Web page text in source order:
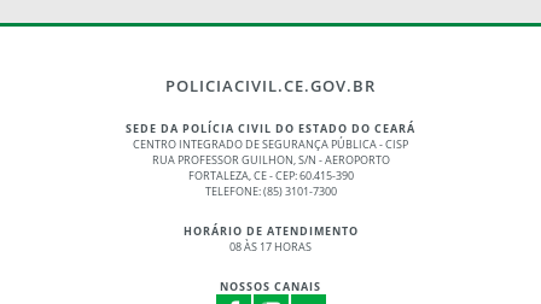
POLICIACIVIL.CE.GOV.BR
SEDE DA POLÍCIA CIVIL DO ESTADO DO CEARÁ
CENTRO INTEGRADO DE SEGURANÇA PÚBLICA - CISP
RUA PROFESSOR GUILHON, S/N - AEROPORTO
FORTALEZA, CE - CEP: 60.415-390
TELEFONE: (85) 3101-7300
HORÁRIO DE ATENDIMENTO
08 ÀS 17 HORAS
NOSSOS CANAIS